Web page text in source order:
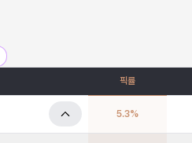
픽률
5.3%